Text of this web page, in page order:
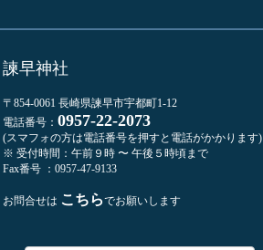
諫早神社
〒854-0061 長崎県諫早市宇都町1-12
電話番号： 0957-22-2073
(スマフォの方は電話番号を押すと電話がかかります)
※ 受付時間：午前９時 〜 午後５時頃まで
Fax番号 ：0957-47-9133
お問合せは こちらでお願いします